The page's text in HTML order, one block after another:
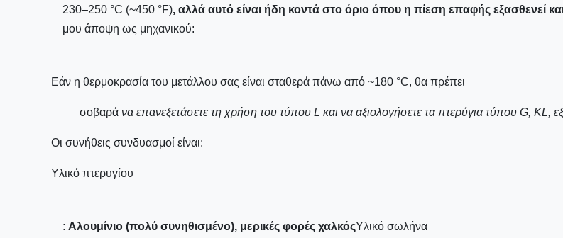
230–250 °C (~450 °F), αλλά αυτό είναι ήδη κοντά στο όριο όπου η πίεση επαφής εξασθενεί
μου άποψη ως μηχανικού:
Εάν η θερμοκρασία του μετάλλου σας είναι σταθερά πάνω από ~180 °C, θα πρέπει
σοβαρά να επανεξετάσετε τη χρήση του τύπου L και να αξιολογήσετε τα πτερύγια τύπου G, KL,
Οι συνήθεις συνδυασμοί είναι:
Υλικό πτερυγίου
: Αλουμίνιο (πολύ συνηθισμένο), μερικές φορές χαλκόςΥλικό σωλήνα